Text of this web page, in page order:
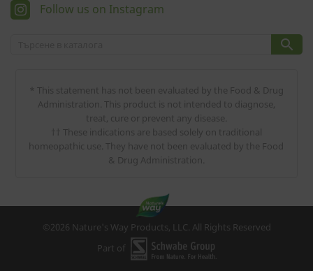
Follow us on Instagram

* This statement has not been evaluated by the Food & Drug
Administration. This product is not intended to diagnose,
treat, cure or prevent any disease.
†† These indications are based solely on traditional
homeopathic use. They have not been evaluated by the Food
& Drug Administration.
©2026 Nature's Way Products, LLC. All Rights Reserved
Part of